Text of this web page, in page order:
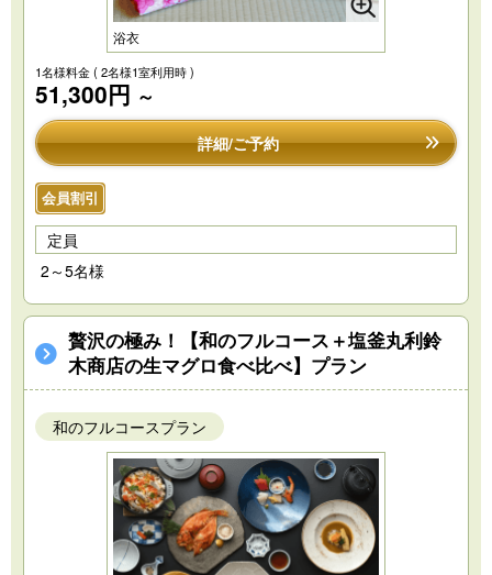
浴衣
1名様料金( 2名様1室利用時 )
51,300円 ～
詳細/ご予約
会員割引
定員
2～5名様
贅沢の極み！【和のフルコース＋塩釜丸利鈴
木商店の生マグロ食べ比べ】プラン
和のフルコースプラン